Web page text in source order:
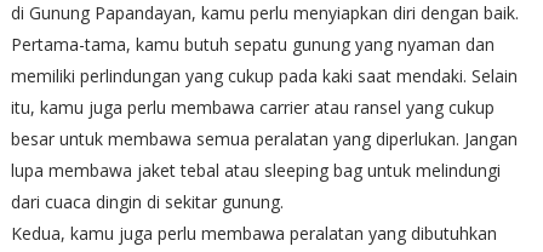
di Gunung Papandayan, kamu perlu menyiapkan diri dengan baik.
Pertama-tama, kamu butuh sepatu gunung yang nyaman dan
memiliki perlindungan yang cukup pada kaki saat mendaki. Selain
itu, kamu juga perlu membawa carrier atau ransel yang cukup
besar untuk membawa semua peralatan yang diperlukan. Jangan
lupa membawa jaket tebal atau sleeping bag untuk melindungi
dari cuaca dingin di sekitar gunung.
Kedua, kamu juga perlu membawa peralatan yang dibutuhkan